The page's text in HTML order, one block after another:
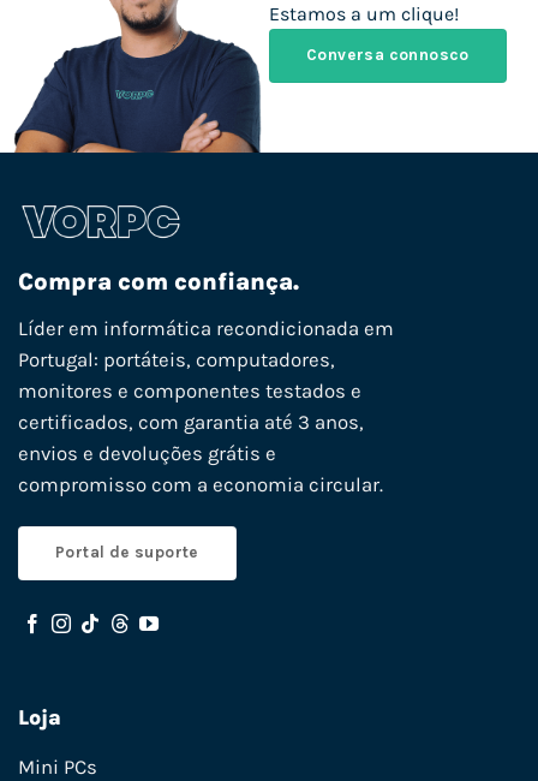
Estamos a um clique!
Conversa connosco
Compra com confiança.
Líder em informática recondicionada em
Portugal: portáteis, computadores,
monitores e componentes testados e
certificados, com garantia até 3 anos,
envios e devoluções grátis e
compromisso com a economia circular.
Portal de suporte
Loja
Mini PCs